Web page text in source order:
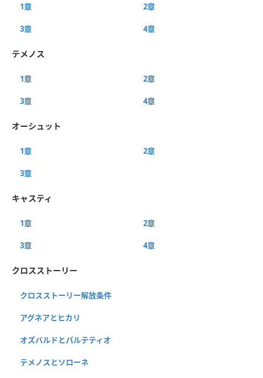
1章 2章
3章 4章
テメノス
1章 2章
3章 4章
オーシュット
1章 2章
3章
キャスティ
1章 2章
3章 4章
クロスストーリー
クロスストーリー解放条件
アグネアとヒカリ
オズバルドとパルテティオ
テメノスとソローネ